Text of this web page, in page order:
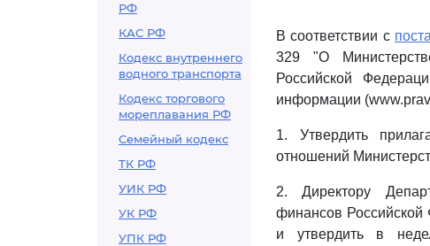
РФ
КАС РФ
Кодекс внутреннего
водного транспорта
Кодекс торгового
мореплавания РФ
Семейный кодекс
ТК РФ
УИК РФ
УК РФ
УПК РФ
В соответствии с
329 "О
Российской
информации
1. Утвердить
отношений
2. Директору
финансов Российской
и утвердить в